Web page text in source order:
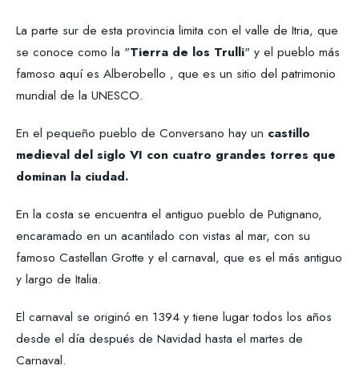
La parte sur de esta provincia limita con el valle de Itria, que
se conoce como la "Tierra de los Trulli" y el pueblo más
famoso aquí es Alberobello , que es un sitio del patrimonio
mundial de la UNESCO.
En el pequeño pueblo de Conversano hay un castillo
medieval del siglo VI con cuatro grandes torres que
dominan la ciudad.
En la costa se encuentra el antiguo pueblo de Putignano,
encaramado en un acantilado con vistas al mar, con su
famoso Castellan Grotte y el carnaval, que es el más antiguo
y largo de Italia.
El carnaval se originó en 1394 y tiene lugar todos los años
desde el día después de Navidad hasta el martes de
Carnaval.